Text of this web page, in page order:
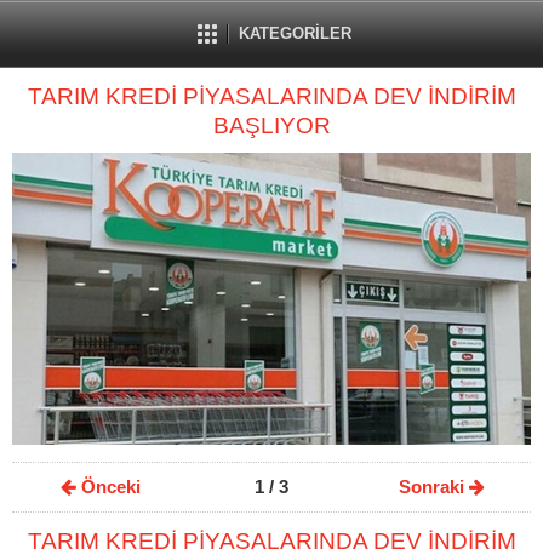
KATEGORİLER
TARIM KREDİ PİYASALARINDA DEV İNDİRİM
BAŞLIYOR
Önceki 1/ 3 Sonraki
TARIM KREDİ PİYASALARINDA DEV İNDİRİM